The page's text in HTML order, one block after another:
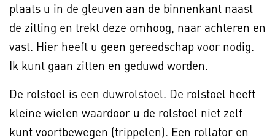
plaats u in de gleuven aan de binnenkant naast
de zitting en trekt deze omhoog, naar achteren en
vast. Hier heeft u geen gereedschap voor nodig.
Ik kunt gaan zitten en geduwd worden.
De rolstoel is een duwrolstoel. De rolstoel heeft
kleine wielen waardoor u de rolstoel niet zelf
kunt voortbewegen (trippelen). Een rollator en